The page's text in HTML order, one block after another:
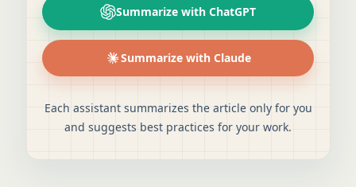
Summarize with ChatGPT
Summarize with Claude
Each assistant summarizes the article only for you
and suggests best practices for your work.